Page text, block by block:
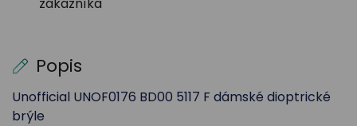
Popis
Unofficial UNOF0176 BD00 5117 F dámské dioptrické
brýle